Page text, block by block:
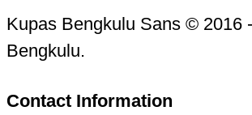
Kupas Bengkulu Sans © 2016
Bengkulu.
Contact Information